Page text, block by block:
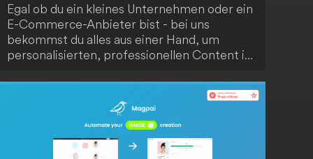
Egal ob du ein kleines Unternehmen oder ein
E-Commerce-Anbieter bist - bei uns
bekommst du alles aus einer Hand, um
personalisierten, professionellen Content in
erstellen. Dabei setzen wir auf die Kraft der